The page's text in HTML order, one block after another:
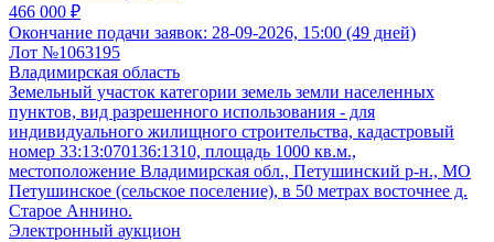
466 000 ₽
Окончание подачи заявок: 28-09-2026, 15:00 (49 дней)
Лот №1063195
Владимирская область
Земельный участок категории земель земли населенных
пунктов, вид разрешенного использования - для
индивидуального жилищного строительства, кадастровый
номер 33:13:070136:1310, площадь 1000 кв.м.,
местоположение Владимирская обл., Петушинский р-н., МО
Петушинское (сельское поселение), в 50 метрах восточнее д.
Старое Аннино.
Электронный аукцион